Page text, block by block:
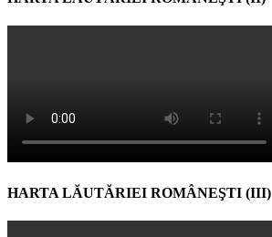
HARTA LĂUTĂRIEI ROMÂNEŞTI (III)